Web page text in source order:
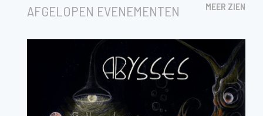
AFGELOPEN EVENEMENTEN MEER ZIEN